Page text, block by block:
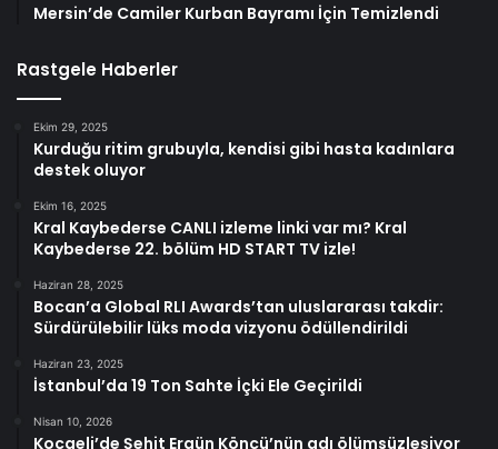
Mersin’de Camiler Kurban Bayramı İçin Temizlendi
Rastgele Haberler
Ekim 29, 2025
Kurduğu ritim grubuyla, kendisi gibi hasta kadınlara
destek oluyor
Ekim 16, 2025
Kral Kaybederse CANLI izleme linki var mı? Kral
Kaybederse 22. bölüm HD START TV izle!
Haziran 28, 2025
Bocan’a Global RLI Awards’tan uluslararası takdir:
Sürdürülebilir lüks moda vizyonu ödüllendirildi
Haziran 23, 2025
İstanbul’da 19 Ton Sahte İçki Ele Geçirildi
Nisan 10, 2026
Kocaeli’de Şehit Ergün Köncü’nün adı ölümsüzleşiyor